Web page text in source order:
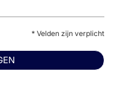
* Velden zijn verplicht
ethyl vs placebo, in het
het hoogste tertiel was